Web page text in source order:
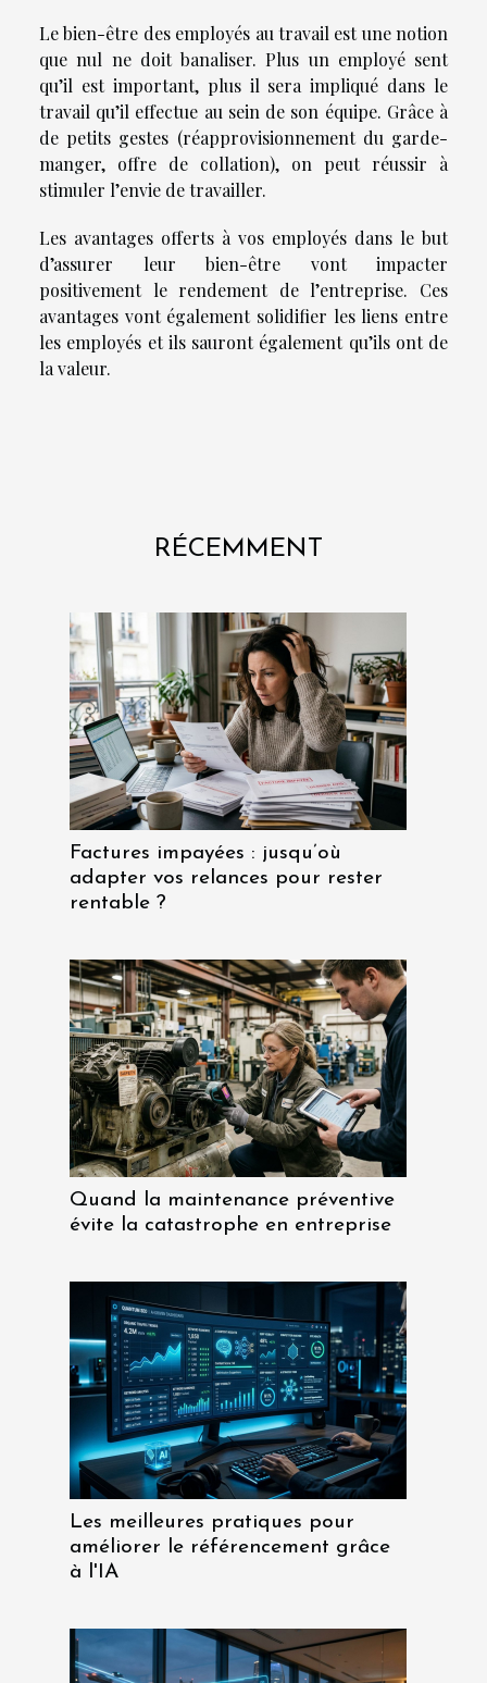
Le bien-être des employés au travail est une notion
que nul ne doit banaliser. Plus un employé sent
qu’il est important, plus il sera impliqué dans le
travail qu’il effectue au sein de son équipe. Grâce à
de petits gestes (réapprovisionnement du garde-
manger, offre de collation), on peut réussir à
stimuler l’envie de travailler.
Les avantages offerts à vos employés dans le but
d’assurer leur bien-être vont impacter
positivement le rendement de l’entreprise. Ces
avantages vont également solidifier les liens entre
les employés et ils sauront également qu’ils ont de
la valeur.
RÉCEMMENT
Factures impayées : jusqu’où
adapter vos relances pour rester
rentable ?
Quand la maintenance préventive
évite la catastrophe en entreprise
Les meilleures pratiques pour
améliorer le référencement grâce
à l'IA